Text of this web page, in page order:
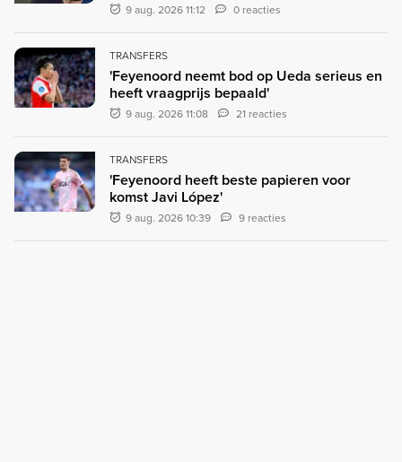
9 aug. 2026 11:12 0 reacties
TRANSFERS
'Feyenoord neemt bod op Ueda serieus en
heeft vraagprijs bepaald'
9 aug. 2026 11:08 21 reacties
TRANSFERS
'Feyenoord heeft beste papieren voor
komst Javi López'
9 aug. 2026 10:39 9 reacties